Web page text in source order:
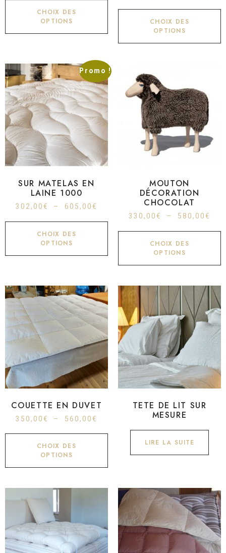
CHOIX DES
OPTIONS
CHOIX DES
OPTIONS
Promo !
SUR MATELAS EN
LAINE 1000
302,00€ – 605,00€
CHOIX DES
OPTIONS
MOUTON
DÉCORATION
CHOCOLAT
330,00€ – 580,00€
CHOIX DES
OPTIONS
COUETTE EN DUVET
350,00€ – 560,00€
CHOIX DES
OPTIONS
TETE DE LIT SUR
MESURE
LIRE LA SUITE